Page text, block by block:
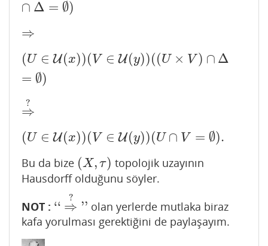
∩ Δ = ∅)
⇒
⇒
(U ∈ U(x))( V ∈ U(y))((U × V ) ∩ Δ
= ∅)
(U∈U(x)) V∈U(y))((U×V) ∩Δ=∅
⇒
?
⇒?
(U ∈ U(x))(V ∈ U(y))(U ∩ V = ∅).
(U∈U(x))( V∈U(y))(U∩V =∅).
Bu da bize (X, τ)
(X,τ)
topolojik uzayının
Hausdorff olduğunu söyler.
NOT : ‘‘
‘‘ ⇒
?
⇒? ''
'' olan yerlerde mutlaka biraz
kafa yorulması gerektiğini de paylaşayım.